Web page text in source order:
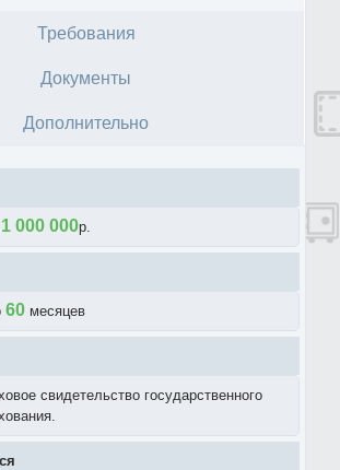
Требования
Документы
Дополнительно
1 000 000p.
60 месяцев
свидетельство государственного